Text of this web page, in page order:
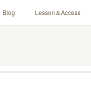
Blog Lesson＆Access